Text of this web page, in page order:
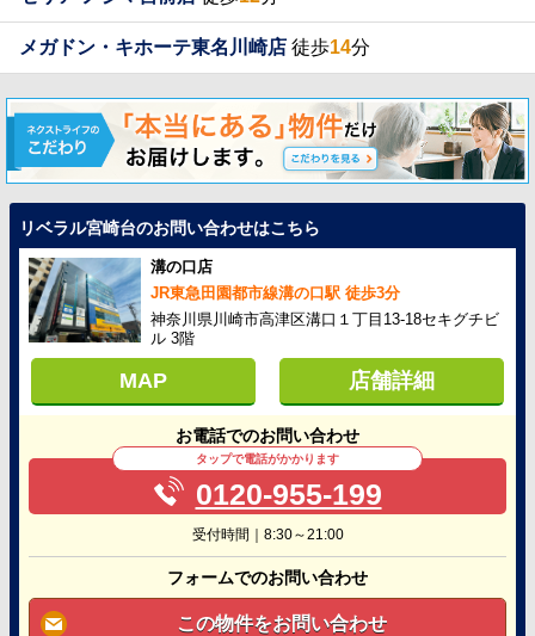
メガドン・キホーテ東名川崎店 徒歩14分
リベラル宮崎台のお問い合わせはこちら
溝の口店
JR東急田園都市線溝の口駅 徒歩3分
神奈川県川崎市高津区溝口１丁目13-18セキグチビ
ル 3階
MAP 店舗詳細
お電話でのお問い合わせ
タップで電話がかかります
0120-955-199
受付時間｜8:30～21:00
フォームでのお問い合わせ
この物件をお問い合わせ